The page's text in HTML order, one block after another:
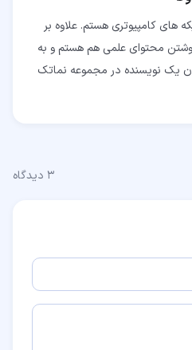
های کامپیوتری هستم. علاوه بر
محتوای علمی هم هستم و به
یک نویسنده در مجموعه نماتک
۳ دیدگاه